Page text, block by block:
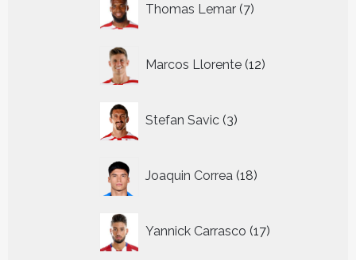
Thomas Lemar 7
producten
Marcos Llorente 12
producten
Stefan Savic 3
producten
Joaquin Correa 18
producten
Yannick Carrasco 17
producten